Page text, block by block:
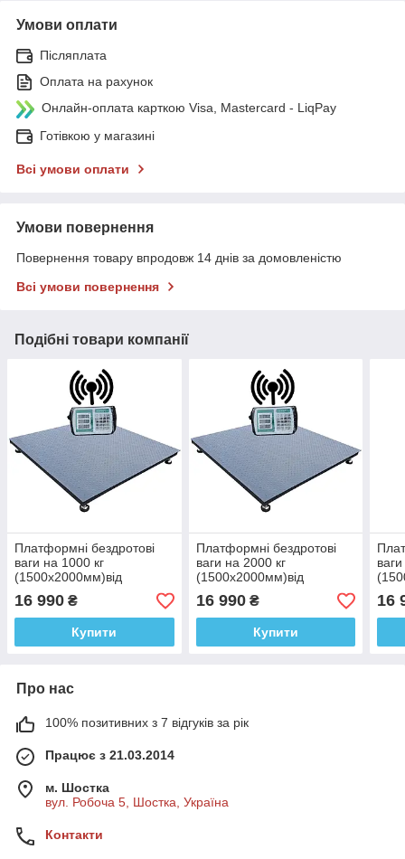
Умови оплати
Післяплата
Оплата на рахунок
Онлайн-оплата карткою Visa, Mastercard - LiqPay
Готівкою у магазині
Всі умови оплати
Умови повернення
Повернення товару впродовж 14 днів за домовленістю
Всі умови повернення
Подібні товари компанії
Платформні бездротові
ваги на 1000 кг
(1500х2000мм)від
виробника
Горизонт,калькулятор,серія
«СТАНДАРТ»
16 990 ₴
Купити
Платформні бездротові
ваги на 2000 кг
(1500х2000мм)від
виробника
Горизонт,калькулятор,серія
«СТАНДАРТ»
16 990₴
Купити
16
Про нас
100% позитивних з 7 відгуків за рік
Працює з 21.03.2014
м. Шостка
вул. Робоча 5, Шостка, Україна
Контакти